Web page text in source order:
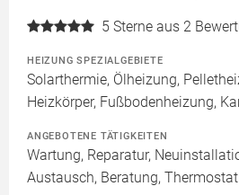
5 Sterne aus 2
HEIZUNG SPEZIALGEBIETE
Solarthermie, Ölheizung,
Heizkörper, Fußbodenheizung,
ANGEBOTENE TÄTIGKEITEN
Wartung, Reparatur,
Austausch, Beratung, Thermostat